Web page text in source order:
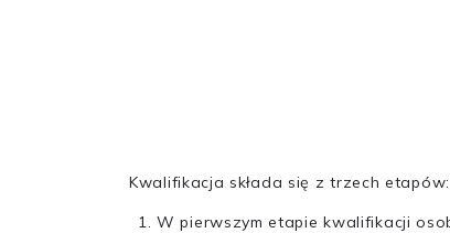
Kwalifikacja składa się z trzech etapów:
W pierwszym etapie kwalifikacji